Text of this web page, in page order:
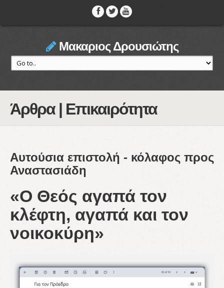
Μακαριος Δρουσιώτης
Άρθρα | Επικαιρότητα
Αυτούσια επιστολή - κόλαφος προς
Αναστασιάδη
«Ο Θεός αγαπά τον
κλέφτη, αγαπά και τον
νοικοκύρη»